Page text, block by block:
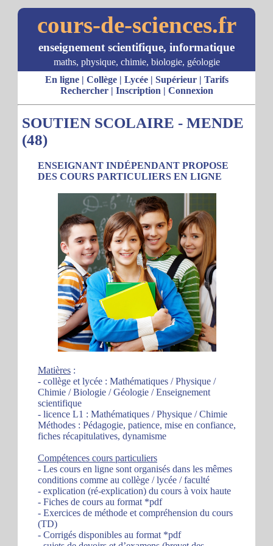
cours-de-sciences.fr
enseignement scientifique, informatique
maths, physique, chimie, biologie, géologie
En ligne| Collège| Lycée| Supérieur| Tarifs
Rechercher| Inscription | Connexion
SOUTIEN SCOLAIRE - MENDE
(48)
ENSEIGNANT INDÉPENDANT PROPOSE
DES COURS PARTICULIERS EN LIGNE
Matières :
- collège et lycée : Mathématiques / Physique /
Chimie / Biologie / Géologie / Enseignement
scientifique
- licence L1 : Mathématiques / Physique / Chimie
Méthodes : Pédagogie, patience, mise en confiance,
fiches récapitulatives, dynamisme
Compétences cours particuliers
- Les cours en ligne sont organisés dans les mêmes
conditions comme au collège / lycée / faculté
- explication (ré-explication) du cours à voix haute
- Fiches de cours au format *pdf
- Exercices de méthode et compréhension du cours
(TD)
- Corrigés disponibles au format *pdf